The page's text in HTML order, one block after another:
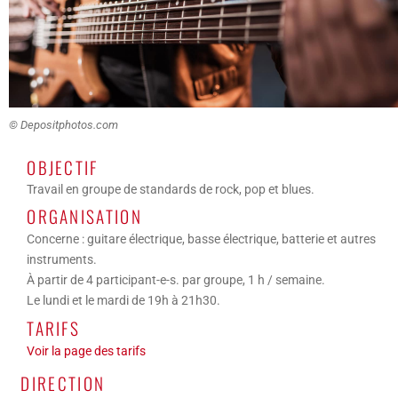
© Depositphotos.com
OBJECTIF
Travail en groupe de standards de rock, pop et blues.
ORGANISATION
Concerne : guitare électrique, basse électrique, batterie et autres
instruments.
À partir de 4 participant-e-s. par groupe, 1 h / semaine.
Le lundi et le mardi de 19h à 21h30.
TARIFS
Voir la page des tarifs
DIRECTION